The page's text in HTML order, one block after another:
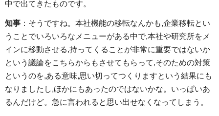
中で出てきたものです。
知事 ：そうですね。本社機能の移転なんかも,企業移転とい
うことでいろいろなメニューがある中で,本社や研究所をメ
インに移動させる,持ってくることが非常に重要ではないか
という議論をこちらからもさせてもらって,そのための対策
というのを,ある意味,思い切ってつくりますという結果にも
なりましたし,ほかにもあったのではないかな。いっぱいあ
るんだけど。急に言われると思い出せなくなってしまう。